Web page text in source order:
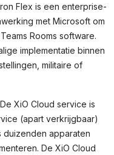
Flex is een enterprise-
met Microsoft om
Rooms software.
implementatie binnen
militaire of
De XiO Cloud service is
(apart verkrijgbaar)
duizenden apparaten
De XiO Cloud